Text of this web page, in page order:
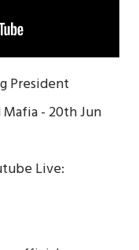
President
Mafia - 20th Jun
Live: